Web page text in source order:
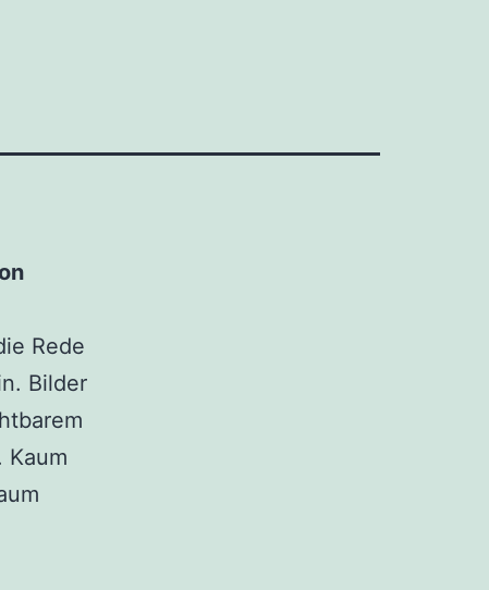
Rede
Bilder
Kaum